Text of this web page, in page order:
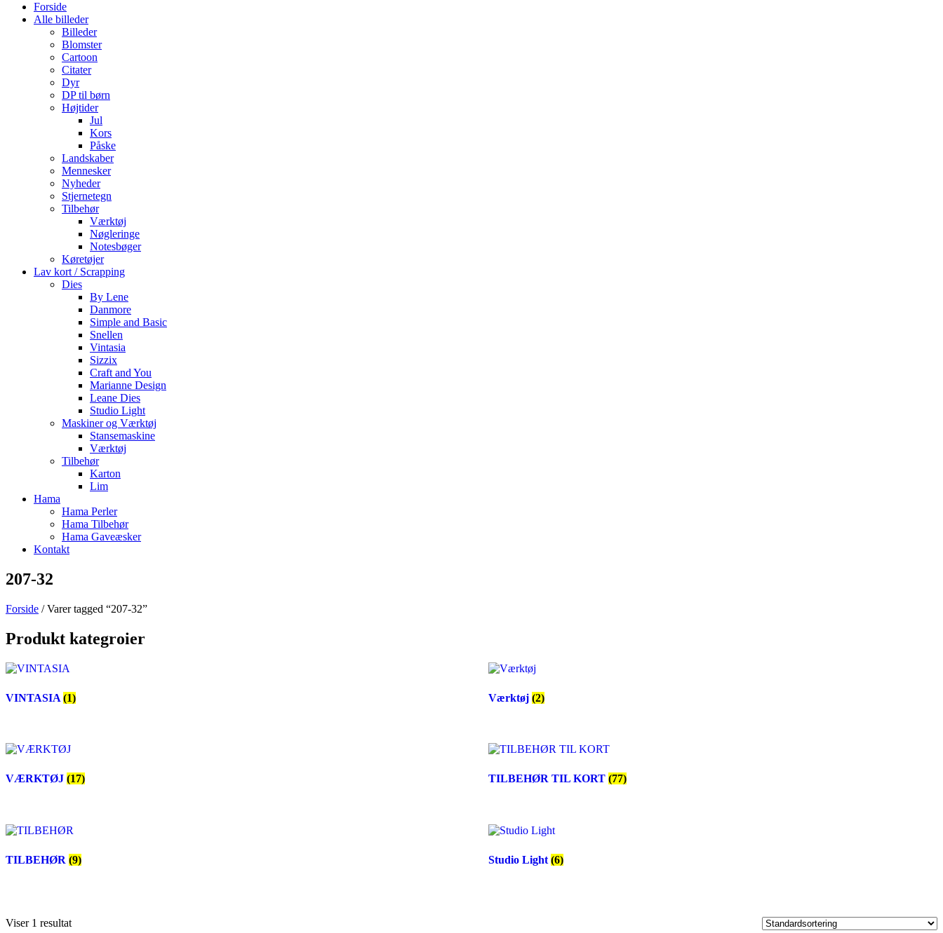
Forside
Alle billeder
Billeder
Blomster
Cartoon
Citater
Dyr
DP til børn
Højtider
Jul
Kors
Påske
Landskaber
Mennesker
Nyheder
Stjernetegn
Tilbehør
Værktøj
Nøgleringe
Notesbøger
Køretøjer
Lav kort / Scrapping
Dies
By Lene
Danmore
Simple and Basic
Snellen
Vintasia
Sizzix
Craft and You
Marianne Design
Leane Dies
Studio Light
Maskiner og Værktøj
Stansemaskine
Værktøj
Tilbehør
Karton
Lim
Hama
Hama Perler
Hama Tilbehør
Hama Gaveæsker
Kontakt
207-32
Forside / Varer tagged “207-32”
Produkt kategroier
VINTASIA (1) Værktøj (2)
VÆRKTØJ (17) TILBEHØR TIL KORT (77)
TILBEHØR (9) Studio Light (6)
Viser 1 resultat